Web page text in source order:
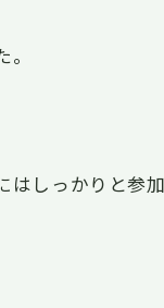
しっかりと参